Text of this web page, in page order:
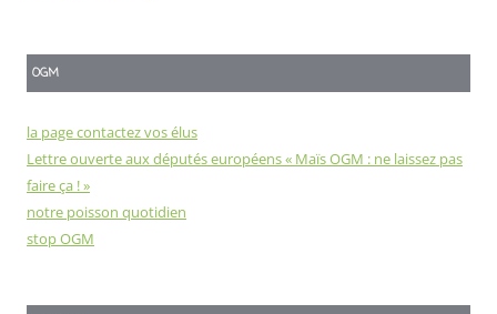
OGM
la page contactez vos élus
Lettre ouverte aux députés européens « Maïs OGM : ne laissez pas
faire ça ! »
notre poisson quotidien
stop OGM